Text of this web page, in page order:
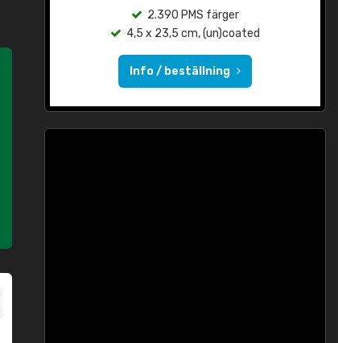
2.390 PMS färger
4,5 x 23,5 cm, (un)coated
Info / beställning